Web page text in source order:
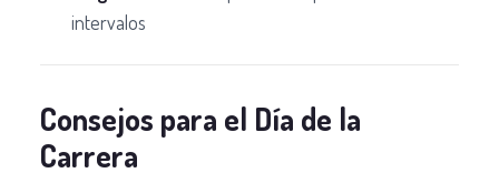
intervalos
Consejos para el Día de la
Carrera